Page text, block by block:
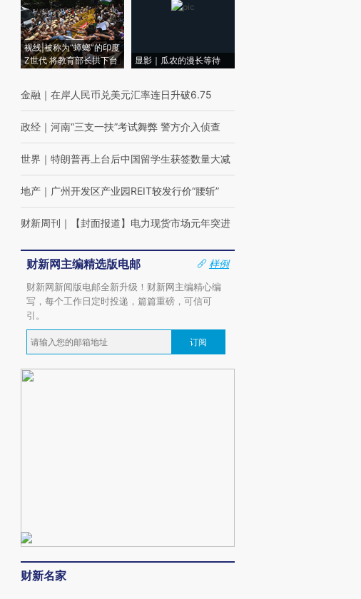
视线|被称为“蟑螂”的印度
Z世代 将教育部长拱下台
显影｜瓜农的漫长等待
金融 ｜ 在岸人民币兑美元汇率连日升破6.75
政经 ｜ 河南“三支一扶”考试舞弊 警方介入侦查
世界 ｜ 特朗普再上台后中国留学生获签数量大减
地产 ｜ 广州开发区产业园REIT较发行价“腰斩”
财新周刊 ｜ 【封面报道】电力现货市场元年突进
财新网主编精选版电邮
样例
财新网新闻版电邮全新升级！财新网主编精心编
写，每个工作日定时投递，篇篇重磅，可信可
引。
订阅
财新名家